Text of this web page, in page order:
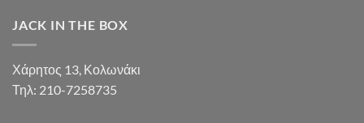
JACK IN THE BOX
Χάρητος 13, Κολωνάκι
Τηλ: 210-7258735